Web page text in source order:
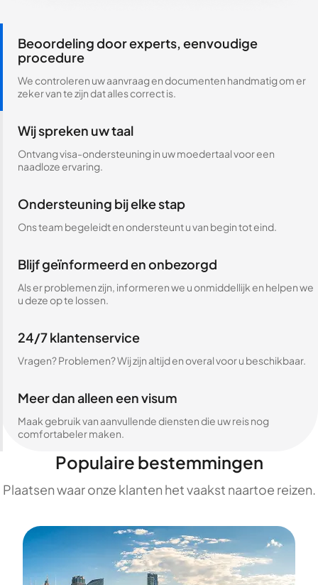
Beoordeling door experts, eenvoudige
procedure
We controleren uw aanvraag en documenten handmatig om er
zeker van te zijn dat alles correct is.
Wij spreken uw taal
Ontvang visa-ondersteuning in uw moedertaal voor een
naadloze ervaring.
Ondersteuning bij elke stap
Ons team begeleidt en ondersteunt u van begin tot eind.
Blijf geïnformeerd en onbezorgd
Als er problemen zijn, informeren we u onmiddellijk en helpen we
u deze op te lossen.
24/7 klantenservice
Vragen? Problemen? Wij zijn altijd en overal voor u beschikbaar.
Meer dan alleen een visum
Maak gebruik van aanvullende diensten die uw reis nog
comfortabeler maken.
Populaire bestemmingen
Plaatsen waar onze klanten het vaakst naartoe reizen.